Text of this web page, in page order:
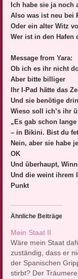
Ich habe sie ja noch
Also was ist neu bei
Oder ein alter Witz
Wer ist in den Hafen
Message from Yara:
Ob ich es ihr nicht
Aber bitte billiger
Ihr I-Pad hätte das
Und sie benötige
Wieso soll ich’s ihr
„Es gab schon
– in Bikini. Bist du
Nein, aber sie habe
OK
Und überhaupt,
Und die weint ihrem
Punkt
Ähnliche Beiträge
Mein Staat II
Wäre mein Staat
zuständig, dass er
der Spanischen
stirbt? Der